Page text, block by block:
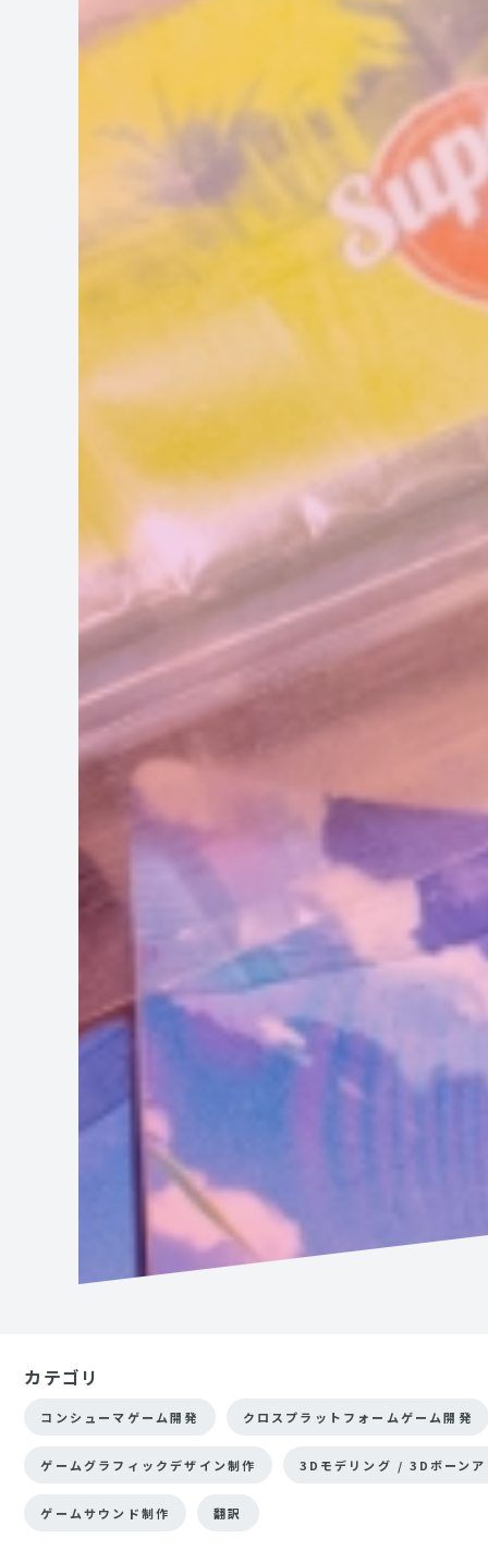
カテゴリ
コンシューマゲーム開発 クロスプラットフォームゲーム開発
ゲームグラフィックデザイン制作 3Dモデリング / 3Dボーン
ゲームサウンド制作 翻訳